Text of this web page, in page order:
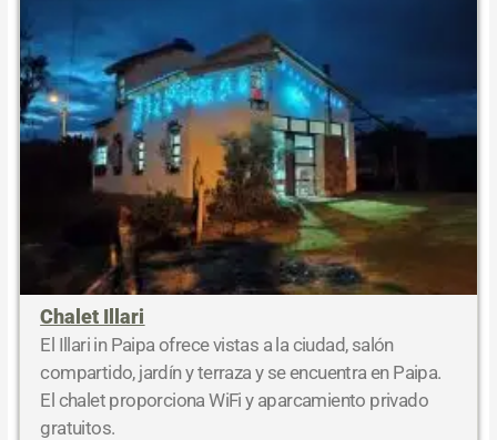
Chalet Illari
El Illari in Paipa ofrece vistas a la ciudad, salón
compartido, jardín y terraza y se encuentra en Paipa.
El chalet proporciona WiFi y aparcamiento privado
gratuitos.